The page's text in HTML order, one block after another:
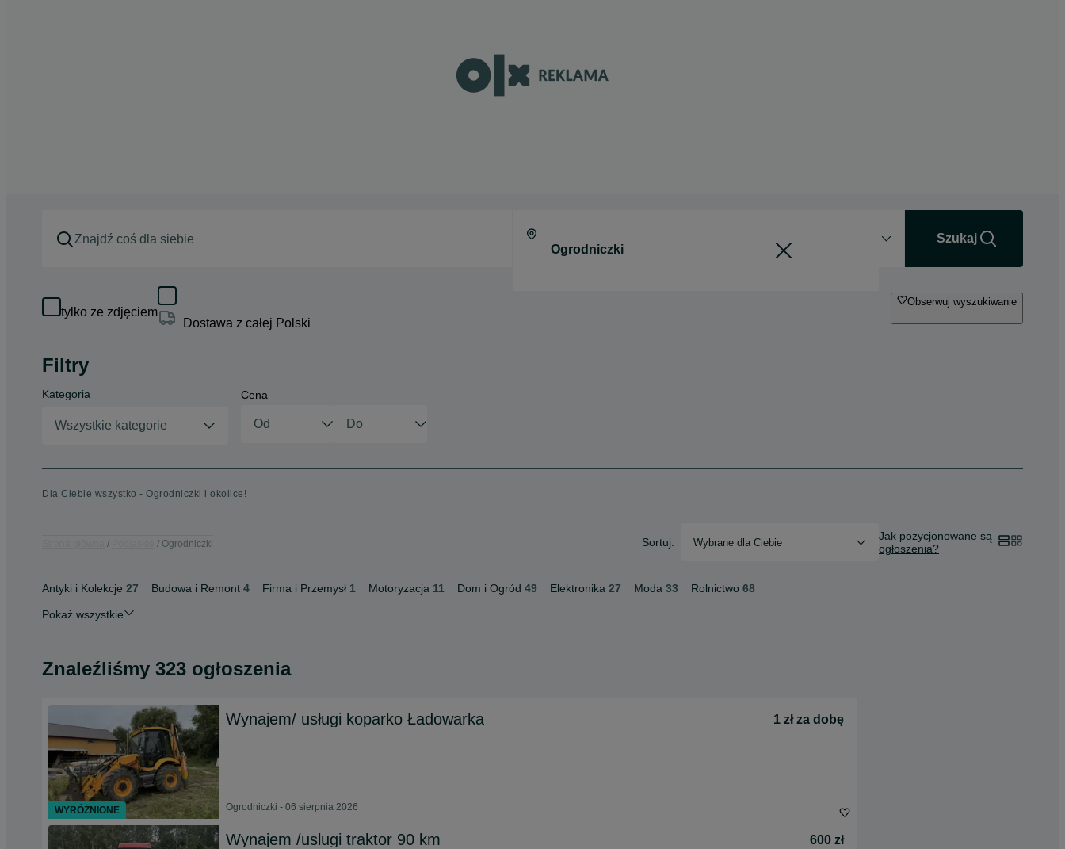
Szukaj
tylko ze zdjęciem
Dostawa z całej Polski
Obserwuj wyszukiwanie
Filtry
Kategoria
Wszystkie kategorie
Cena
Dla Ciebie wszystko - Ogrodniczki i okolice!
Ogrodniczki Sortuj: Wybrane dla Ciebie
Jak pozycjonowane są
ogłoszenia?
Antyki i Kolekcje 27 Budowa i Remont 4 Firma i Przemysł 1 Motoryzacja 11 Dom i Ogród 49 Elektronika 27 Moda 33 Rolnictwo 68
Pokaż wszystkie
Znaleźliśmy 323 ogłoszenia
Wynajem/ usługi koparko Ładowarka 1 zł za dobę
Ogrodniczki - 06 sierpnia 2026
Wynajem /uslugi traktor 90 km 600 zł
WYRÓŻNIONE